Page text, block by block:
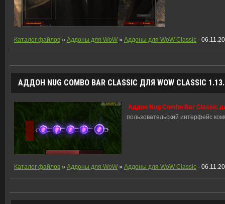
Каталог файлов » Аддоны для WoW » Аддоны для WoW Classic -
АДДОН NUG COMBO BAR CLASSIC ДЛЯ WOW CLASSIC
Аддон Nug Combo Bar Classic
пользовательский интерфейс
Каталог файлов » Аддоны для WoW » Аддоны для WoW Classic -